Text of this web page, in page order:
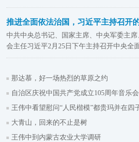
推进全面依法治国，习近平主持召开
中共中央总书记、国家主席、中央军委主
会主任习近平2月25日下午主持召开中央全
那达慕，好一场热烈的草原之约
自治区庆祝中国共产党成立105周年音乐
王伟中看望慰问“人民楷模”都贵玛并在四
大青山，回来的不止是树
王伟中到内蒙古农业大学调研